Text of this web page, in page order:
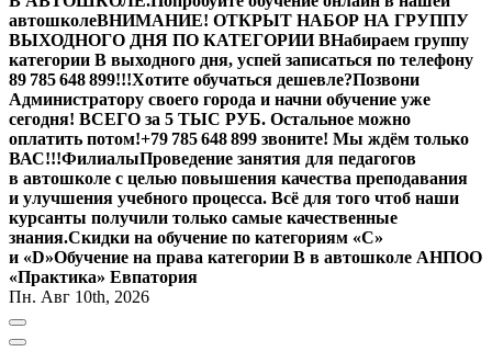
автошколеВНИМАНИЕ! ОТКРЫТ НАБОР НА ГРУППУ
ВЫХОДНОГО ДНЯ ПО КАТЕГОРИИ ВНабираем группу
категории В выходного дня, успей записаться по телефону
89 785 648 899!!!Хотите обучаться дешевле?Позвони
Администратору своего города и начни обучение уже
сегодня! ВСЕГО за 5 ТЫС РУБ. Остальное можно
оплатить потом!+79 785 648 899 звоните! Мы ждём только
ВАС!!!ФилиалыПроведение занятия для педагогов
в автошколе с целью повышения качества преподавания
и улучшения учебного процесса. Всё для того чтоб наши
курсанты получили только самые качественные
знания.Скидки на обучение по категориям «С»
и «D»Обучение на права категории B в автошколе АНПОО
«Практика» Евпатория
Пн. Авг 10th, 2026